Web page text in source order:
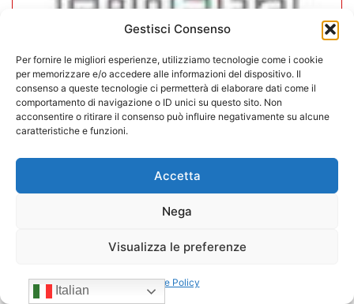
Gestisci Consenso
Per fornire le migliori esperienze, utilizziamo tecnologie come i cookie
per memorizzare e/o accedere alle informazioni del dispositivo. Il
consenso a queste tecnologie ci permetterà di elaborare dati come il
comportamento di navigazione o ID unici su questo sito. Non
acconsentire o ritirare il consenso può influire negativamente su alcune
caratteristiche e funzioni.
Accetta
Nega
Visualizza le preferenze
Cookie Policy
CONFIDA Servizi srl presenta il
nuovo Consiglio di Amministrazione
Italian